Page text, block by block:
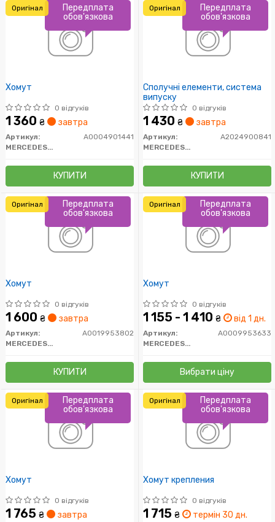
Хомут
0 відгуків
1 360 ₴ завтра
Артикул:
A0004901441
MERCEDES-BENZ
КУПИТИ
Передплата
обов'язкова
Оригінал
Сполучні елементи, система
випуску
0 відгуків
1 430 ₴ завтра
Артикул:
A2024900841
MERCEDES-BENZ
КУПИТИ
Передплата
обов'язкова
Оригінал
Хомут
0 відгуків
1 600 ₴ завтра
Артикул:
A0019953802
MERCEDES-BENZ
КУПИТИ
Передплата
обов'язкова
Оригінал
Хомут
0 відгуків
1 155 - 1 410 ₴ від 1 дн.
Артикул:
A0009953633
MERCEDES-BENZ
Вибрати ціну
Передплата
обов'язкова
Оригінал
Хомут
0 відгуків
1 765 ₴ завтра
Передплата
обов'язкова
Оригінал
Хомут крепления
0 відгуків
1 715 ₴
термін 30 дн.
Передплата
обов'язкова
Оригінал